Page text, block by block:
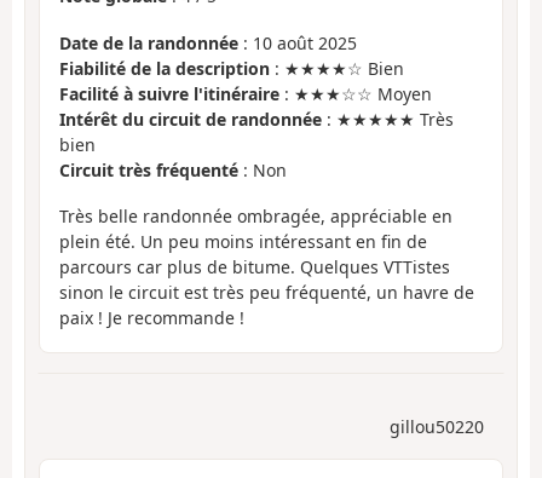
Date de la randonnée : 10 août 2025
Fiabilité de la description : ★★★★☆ Bien
Facilité à suivre l'itinéraire : ★★★☆☆ Moyen
Intérêt du circuit de randonnée : ★★★★★ Très
bien
Circuit très fréquenté : Non
Très belle randonnée ombragée, appréciable en
plein été. Un peu moins intéressant en fin de
parcours car plus de bitume. Quelques VTTistes
sinon le circuit est très peu fréquenté, un havre de
paix ! Je recommande !
gillou50220